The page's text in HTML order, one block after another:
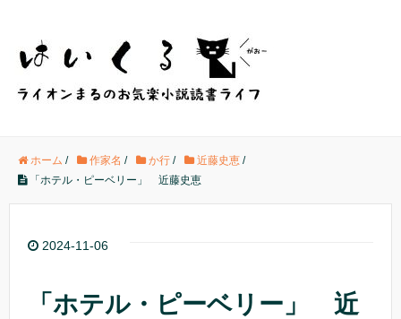
ホーム / 作家名 / か行 / 近藤史恵 /
「ホテル・ピーベリー」 近藤史恵
2024-11-06
「ホテル・ピーベリー」 近